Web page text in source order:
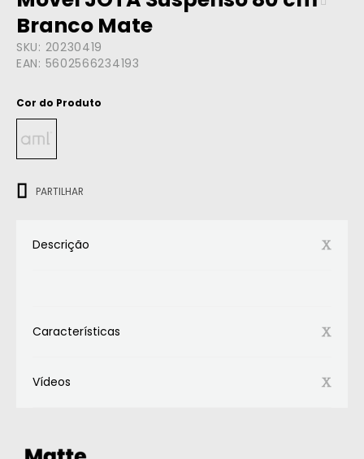
Branco Mate
SKU: 20230419
EAN: 5602566234193
Cor do Produto
PARTILHAR
Descrição
Características
Vídeos